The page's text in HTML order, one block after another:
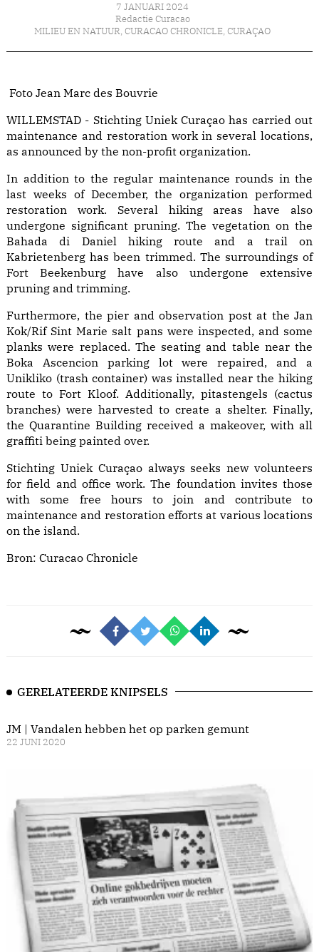
7 JANUARI 2024
Redactie Curacao
MILIEU EN NATUUR, CURACAO CHRONICLE, CURAÇAO
Foto Jean Marc des Bouvrie
WILLEMSTAD - Stichting Uniek Curaçao has carried out
maintenance and restoration work in several locations,
as announced by the non-profit organization.
In addition to the regular maintenance rounds in the
last weeks of December, the organization performed
restoration work. Several hiking areas have also
undergone significant pruning. The vegetation on the
Bahada di Daniel hiking route and a trail on
Kabrietenberg has been trimmed. The surroundings of
Fort Beekenburg have also undergone extensive
pruning and trimming.
Furthermore, the pier and observation post at the Jan
Kok/Rif Sint Marie salt pans were inspected, and some
planks were replaced. The seating and table near the
Boka Ascencion parking lot were repaired, and a
Unikliko (trash container) was installed near the hiking
route to Fort Kloof. Additionally, pitastengels (cactus
branches) were harvested to create a shelter. Finally,
the Quarantine Building received a makeover, with all
graffiti being painted over.
Stichting Uniek Curaçao always seeks new volunteers
for field and office work. The foundation invites those
with some free hours to join and contribute to
maintenance and restoration efforts at various locations
on the island.
Bron: Curacao Chronicle
GERELATEERDE KNIPSELS
JM | Vandalen hebben het op parken gemunt
22 JUNI 2020